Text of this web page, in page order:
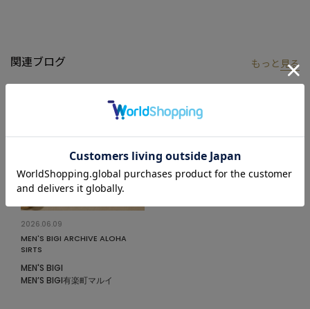
ル」「ハワイアン」の3つのバリエーションをご用意。夏の陽光に
映える躍動感あふれる色彩が、袖を通すだけで気分を一段と高め
大人の休日をドラマチックに彩るリゾートライクな一着は、この
夏のワードローブに欠かせないメインアイテムになること間違い
モデル:身長:185cm バスト:90cm ウエスト:77cm ヒップ:92cm 着
※こちらの製品は洗い加工をしています。製品洗いの特性上、サ
イズや色合い、風合いに1点1点若干の個体差があります。ご了承
ください。
※照明・光の加減、PCやスマートフォンなどの環境により、製品
関連ブログ もっと 見る
2026.06.09
MEN'S BIGI ARCHIVE ALOHA
SIRTS
MEN'S BIGI
MEN’S BIGI有楽町マルイ